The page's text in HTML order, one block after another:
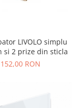
LIVOLO simplu
si 2 prize din sticla
152,00 RON